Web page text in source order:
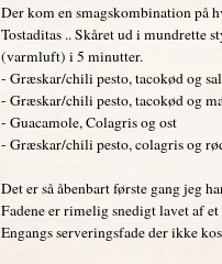
Der kom en smagskombination på
Tostaditas .. Skåret ud i mundrette
(varmluft) i 5 minutter.
- Græskar/chili pesto, tacokød og
- Græskar/chili pesto, tacokød og
- Guacamole, Colagris og ost
- Græskar/chili pesto, colagris og
Det er så åbenbart første gang jeg
Fadene er rimelig snedigt lavet af
Engangs serveringsfade der ikke